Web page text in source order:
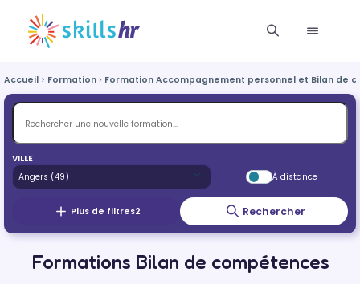
Accueil Formation Formation Accompagnement personnel et Bilan de
VILLE
À distance
Plus de filtres2 Rechercher
Formations Bilan de compétences